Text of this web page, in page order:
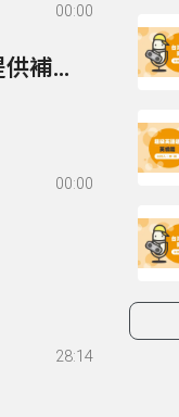
00:00
84- 實用俄語生活會話補充講義(本講次無音檔，僅提供補充講義)
00:00
28:14